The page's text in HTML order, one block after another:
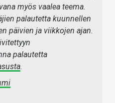
myös vaalea teema.
palautetta kuunnellen
päivien ja viikkojen ajan.
palautetta
.